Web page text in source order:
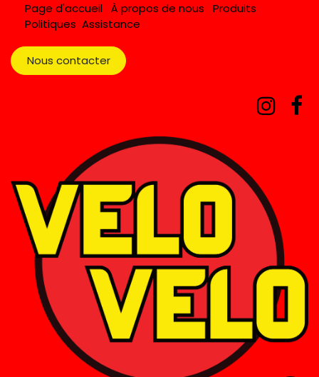
Page d'accueil À propos de nous
Produits
Politiques Assistance
Nous contacter​​​​​​